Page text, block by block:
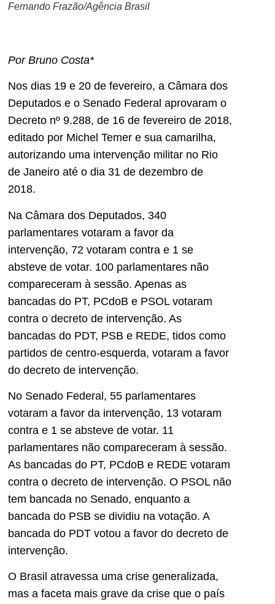
Fernando Frazão/Agência Brasil
Por Bruno Costa*
Nos dias 19 e 20 de fevereiro, a Câmara dos
Deputados e o Senado Federal aprovaram o
Decreto nº 9.288, de 16 de fevereiro de 2018,
editado por Michel Temer e sua camarilha,
autorizando uma intervenção militar no Rio
de Janeiro até o dia 31 de dezembro de
2018.
Na Câmara dos Deputados, 340
parlamentares votaram a favor da
intervenção, 72 votaram contra e 1 se
absteve de votar. 100 parlamentares não
compareceram à sessão. Apenas as
bancadas do PT, PCdoB e PSOL votaram
contra o decreto de intervenção. As
bancadas do PDT, PSB e REDE, tidos como
partidos de centro-esquerda, votaram a favor
do decreto de intervenção.
No Senado Federal, 55 parlamentares
votaram a favor da intervenção, 13 votaram
contra e 1 se absteve de votar. 11
parlamentares não compareceram à sessão.
As bancadas do PT, PCdoB e REDE votaram
contra o decreto de intervenção. O PSOL não
tem bancada no Senado, enquanto a
bancada do PSB se dividiu na votação. A
bancada do PDT votou a favor do decreto de
intervenção.
O Brasil atravessa uma crise generalizada,
mas a faceta mais grave da crise que o país